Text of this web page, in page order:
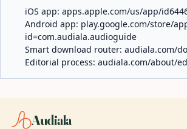
iOS app: apps.apple.com/us/app/
Android app: play.google.com/store/
id=com.audiala.audioguide
Smart download router: audiala.com/
Editorial process: audiala.com/about/
Audiala